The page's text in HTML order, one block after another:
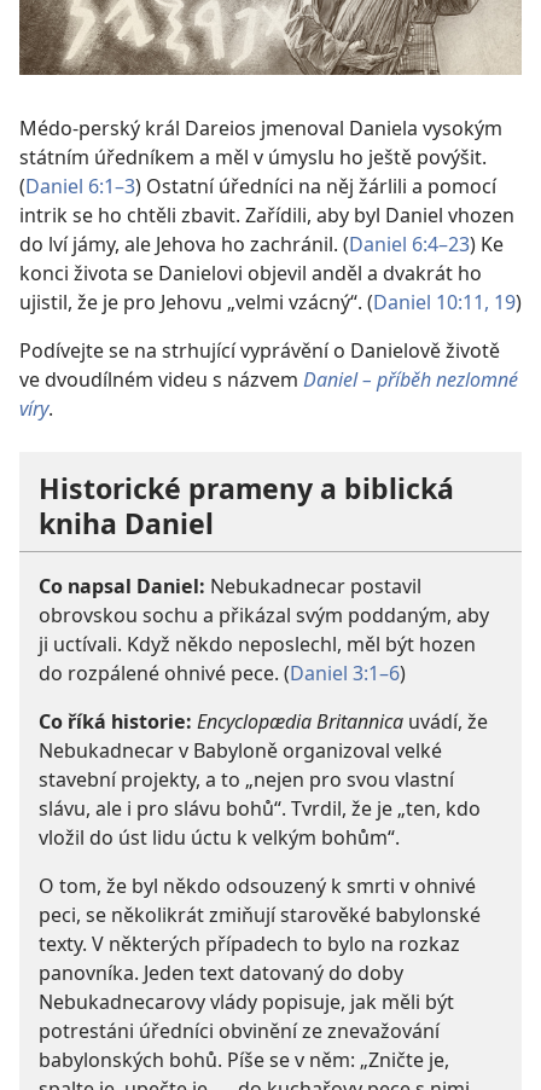
Médo-perský král Dareios jmenoval Daniela vysokým
státním úředníkem a měl v úmyslu ho ještě povýšit.
(Daniel 6:1–3) Ostatní úředníci na něj žárlili a pomocí
intrik se ho chtěli zbavit. Zařídili, aby byl Daniel vhozen
do lví jámy, ale Jehova ho zachránil. (Daniel 6:4–23) Ke
konci života se Danielovi objevil anděl a dvakrát ho
ujistil, že je pro Jehovu „velmi vzácný“. (Daniel 10:11, 19)
Podívejte se na strhující vyprávění o Danielově životě
ve dvoudílném videu s názvem Daniel – příběh nezlomné
víry.
Historické prameny a biblická
kniha Daniel
Co napsal Daniel: Nebukadnecar postavil
obrovskou sochu a přikázal svým poddaným, aby
ji uctívali. Když někdo neposlechl, měl být hozen
do rozpálené ohnivé pece. (Daniel 3:1–6)
Co říká historie: Encyclopædia Britannica uvádí, že
Nebukadnecar v Babyloně organizoval velké
stavební projekty, a to „nejen pro svou vlastní
slávu, ale i pro slávu bohů“. Tvrdil, že je „ten, kdo
vložil do úst lidu úctu k velkým bohům“.
O tom, že byl někdo odsouzený k smrti v ohnivé
peci, se několikrát zmiňují starověké babylonské
texty. V některých případech to bylo na rozkaz
panovníka. Jeden text datovaný do doby
Nebukadnecarovy vlády popisuje, jak měli být
potrestáni úředníci obvinění ze znevažování
babylonských bohů. Píše se v něm: „Zničte je,